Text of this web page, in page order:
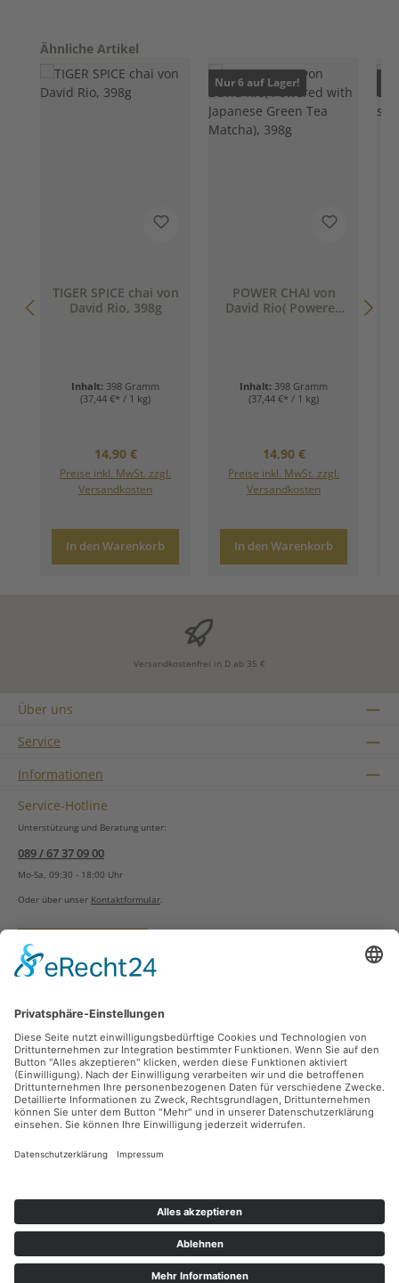
Produktgalerie überspringen
Ähnliche Artikel
TIGER SPICE chai von
David Rio, 398g
Inhalt: 398 Gramm
(37,44 €* / 1 kg)
Regulärer Preis:
14,90 €
Preise inkl. MwSt. zzgl.
Versandkosten
In den Warenkorb
Nur 6 auf Lager!
POWER CHAI von
David Rio( Powered
Inhalt: 398 Gramm
(37,44 €* / 1 kg)
Regulärer Preis:
14,90 €
Preise inkl. MwSt. zzgl.
Versandkosten
In den Warenkorb
Versandkostenfrei in D ab 35 €
Über uns
Service
Informationen
Service-Hotline
Unterstützung und Beratung unter:
089 / 67 37 09 00
Mo-Sa, 09:30 - 18:00 Uhr
Oder über unser Kontaktformular
Vertrag widerrufen
Zahlungsarten
Sicher Einkaufen
Ladengeschäft
Newsletter
Facebook Instagram
Alle Preise inkl. gesetzl. Mehrwertsteuer zzgl.